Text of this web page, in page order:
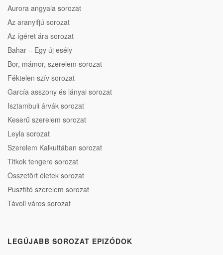
Aurora angyala sorozat
Az aranyifjú sorozat
Az ígéret ára sorozat
Bahar – Egy új esély
Bor, mámor, szerelem sorozat
Féktelen szív sorozat
García asszony és lányai sorozat
Isztambuli árvák sorozat
Keserű szerelem sorozat
Leyla sorozat
Szerelem Kalkuttában sorozat
Titkok tengere sorozat
Összetört életek sorozat
Pusztító szerelem sorozat
Távoli város sorozat
LEGÚJABB SOROZAT EPIZÓDOK